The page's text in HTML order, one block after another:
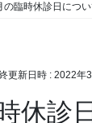
の臨時休診日につ
更新日時 : 2022年
休診